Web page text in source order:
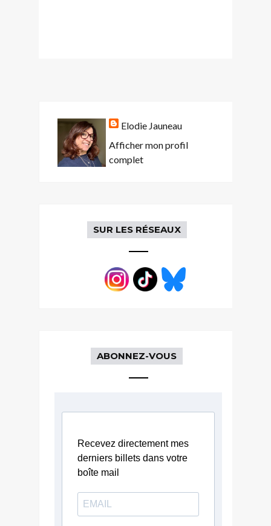
Elodie Jauneau
Afficher mon profil
complet
SUR LES RÉSEAUX
ABONNEZ-VOUS
Recevez directement mes
derniers billets dans votre
boîte mail